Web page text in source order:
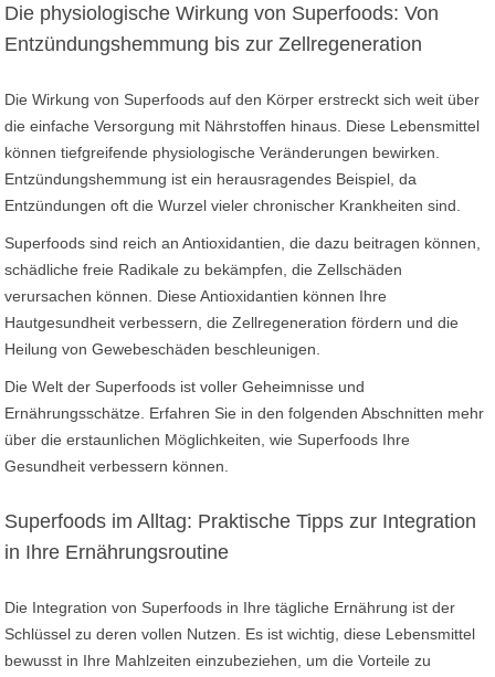
Die physiologische Wirkung von Superfoods: Von
Entzündungshemmung bis zur Zellregeneration
Die Wirkung von Superfoods auf den Körper erstreckt sich weit über
die einfache Versorgung mit Nährstoffen hinaus. Diese Lebensmittel
können tiefgreifende physiologische Veränderungen bewirken.
Entzündungshemmung ist ein herausragendes Beispiel, da
Entzündungen oft die Wurzel vieler chronischer Krankheiten sind.
Superfoods sind reich an Antioxidantien, die dazu beitragen können,
schädliche freie Radikale zu bekämpfen, die Zellschäden
verursachen können. Diese Antioxidantien können Ihre
Hautgesundheit verbessern, die Zellregeneration fördern und die
Heilung von Gewebeschäden beschleunigen.
Die Welt der Superfoods ist voller Geheimnisse und
Ernährungsschätze. Erfahren Sie in den folgenden Abschnitten mehr
über die erstaunlichen Möglichkeiten, wie Superfoods Ihre
Gesundheit verbessern können.
Superfoods im Alltag: Praktische Tipps zur Integration
in Ihre Ernährungsroutine
Die Integration von Superfoods in Ihre tägliche Ernährung ist der
Schlüssel zu deren vollen Nutzen. Es ist wichtig, diese Lebensmittel
bewusst in Ihre Mahlzeiten einzubeziehen, um die Vorteile zu